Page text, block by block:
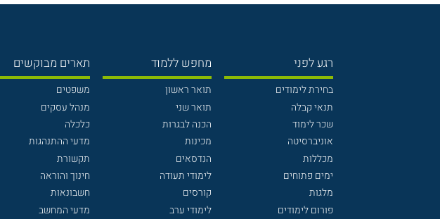
רגע לפני
בחירת לימודים
תנאי קבלה
שכר לימוד
אוניברסיטה
מכללות
ימים פתוחים
מלגות
פורום לימודים
מחפש ללמוד
תואר ראשון
תואר שני
הכנה לבגרות
מכינות
הנדסאים
לימודי תעודה
קורסים
לימודי ערב
תארים מבוקשים
משפטים
מנהל עסקים
כלכלה
מדעי ההתנהגות
תקשורת
חינוך והוראה
חשבונאות
מדעי המחשב